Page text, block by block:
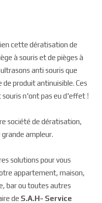
cette dératisation de
à souris et de pièges à
anti souris que
produit antinuisible. Ces
n'ont pas eu d'effet !
société de dératisation,
ampleur.
solutions pour vous
appartement, maison,
bar ou toutes autres
de S.A.H- Service